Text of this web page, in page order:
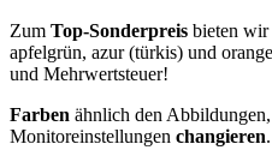
Zum Top-Sonderpreis bieten wir
apfelgrün, azur (türkis) und
und Mehrwertsteuer!
Farben ähnlich den
Monitoreinstellungen changieren.